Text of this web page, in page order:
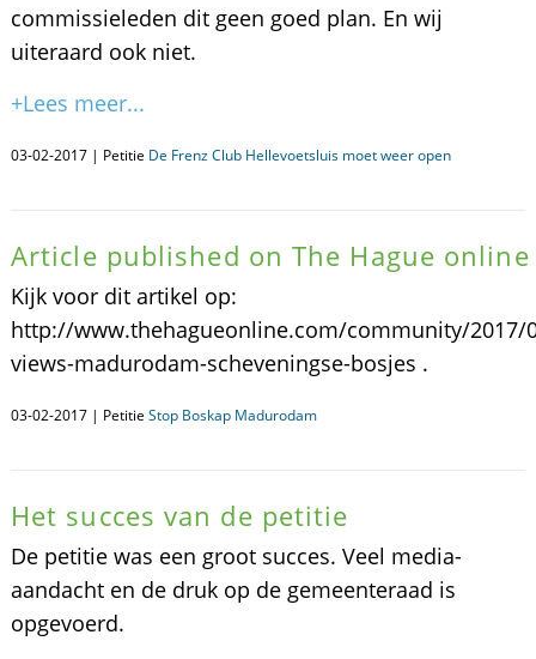
commissieleden dit geen goed plan. En wij
uiteraard ook niet.
+Lees meer...
03-02-2017 | Petitie De Frenz Club Hellevoetsluis moet weer open
Article published on The Hague
Kijk voor dit artikel op:
http://www.thehagueonline.com/community/2017/
views-madurodam-scheveningse-bosjes .
03-02-2017 | Petitie Stop Boskap Madurodam
Het succes van de petitie
De petitie was een groot succes. Veel media-
aandacht en de druk op de gemeenteraad is
opgevoerd.